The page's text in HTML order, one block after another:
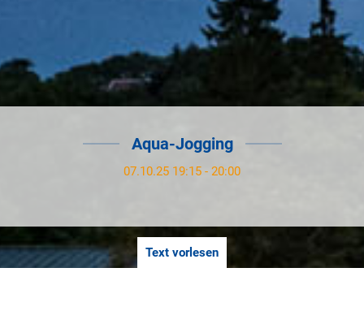
Aqua-Jogging
07.10.25 19:15 - 20:00
Text vorlesen